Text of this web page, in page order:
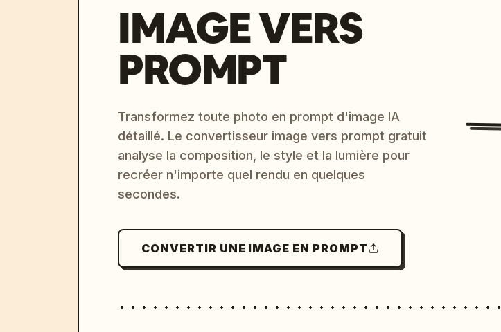
IMAGE VERS
PROMPT
Transformez toute photo en prompt d'image IA
détaillé. Le convertisseur image vers prompt gratuit
analyse la composition, le style et la lumière pour
recréer n'importe quel rendu en quelques
secondes.
CONVERTIR UNE IMAGE EN PROMPT